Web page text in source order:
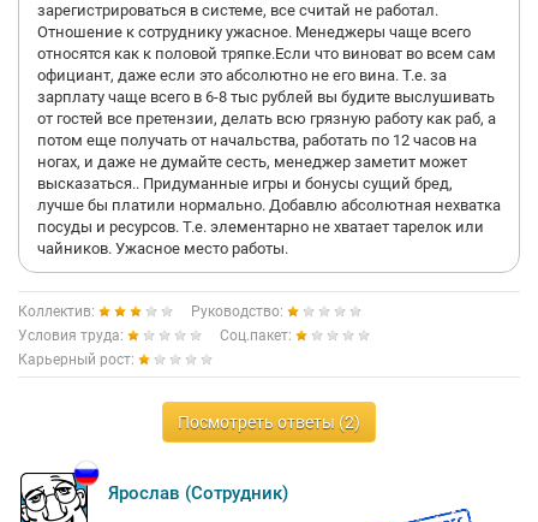
зарегистрироваться в системе, все считай не работал.
Отношение к сотруднику ужасное. Менеджеры чаще всего
относятся как к половой тряпке.Если что виноват во всем сам
официант, даже если это абсолютно не его вина. Т.е. за
зарплату чаще всего в 6-8 тыс рублей вы будите выслушивать
от гостей все претензии, делать всю грязную работу как раб, а
потом еще получать от начальства, работать по 12 часов на
ногах, и даже не думайте сесть, менеджер заметит может
высказаться.. Придуманные игры и бонусы сущий бред,
лучше бы платили нормально. Добавлю абсолютная нехватка
посуды и ресурсов. Т.е. элементарно не хватает тарелок или
чайников. Ужасное место работы.
Коллектив:
Руководство:
Условия труда:
Соц.пакет:
Карьерный рост:
Посмотреть ответы (2)
Ярослав (Сотрудник)